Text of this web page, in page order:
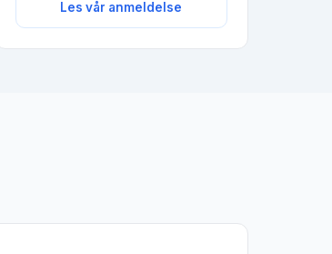
Les vår anmeldelse